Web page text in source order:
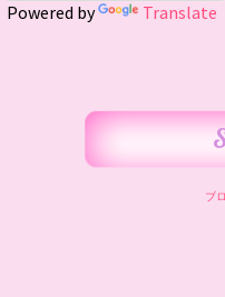
Powered by Translate
ブ